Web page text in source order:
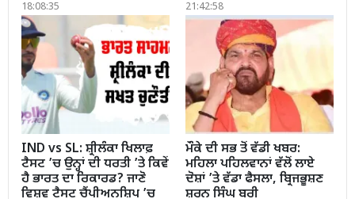
18:08:35
21:42:58
IND vs SL: ਸ਼੍ਰੀਲੰਕਾ ਖਿਲਾਫ਼
ਟੈਸਟ ’ਚ ਉਨ੍ਹਾਂ ਦੀ ਧਰਤੀ ’ਤੇ ਕਿਵੇਂ
ਹੈ ਭਾਰਤ ਦਾ ਰਿਕਾਰਡ? ਜਾਣੋ
ਵਿਸ਼ਵ ਟੈਸਟ ਚੈਂਪੀਅਨਸ਼ਿਪ ’ਚ
ਮੌਕੇ ਦੀ ਸਭ ਤੋਂ ਵੱਡੀ ਖਬਰ:
ਮਹਿਲਾ ਪਹਿਲਵਾਨਾਂ ਵੱਲੋਂ ਲਾਏ
ਦੋਸ਼ਾਂ ’ਤੇ ਵੱਡਾ ਫੈਸਲਾ, ਬ੍ਰਿਜਭੂਸ਼ਣ
ਸ਼ਰਨ ਸਿੰਘ ਬਰੀ